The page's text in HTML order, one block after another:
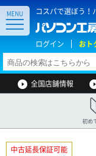
コスパで選ぼう！
ログイン おト
MENU
全国店舗情報
初め
中古延長保証可能